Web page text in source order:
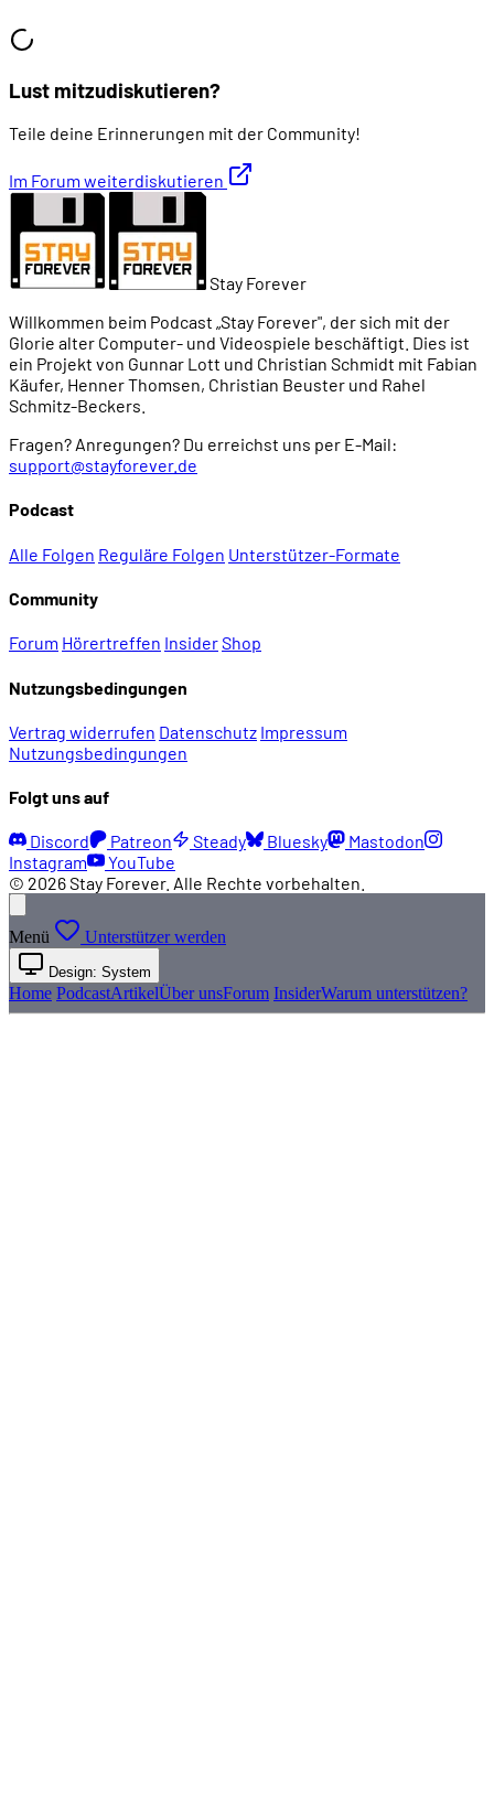
Lust mitzudiskutieren?
Teile deine Erinnerungen mit der Community!
Im Forum weiterdiskutieren
Stay Forever
Willkommen beim Podcast „Stay Forever", der sich mit der
Glorie alter Computer- und Videospiele beschäftigt. Dies ist
ein Projekt von Gunnar Lott und Christian Schmidt mit Fabian
Käufer, Henner Thomsen, Christian Beuster und Rahel
Schmitz-Beckers.
Fragen? Anregungen? Du erreichst uns per E-Mail:
support@stayforever.de
Podcast
Alle Folgen Reguläre Folgen Unterstützer-Formate
Community
Forum Hörertreffen InsiderShop
Nutzungsbedingungen
Vertrag widerrufen Datenschutz Impressum
Nutzungsbedingungen
Folgt uns auf
Discord Patreon Steady Bluesky
Mastodon
Instagram
YouTube
© 2026 Stay Forever. Alle Rechte vorbehalten.
Menü Unterstützer werden
Design: System
Home PodcastArtikelÜber unsForum InsiderWarum unterstützen?